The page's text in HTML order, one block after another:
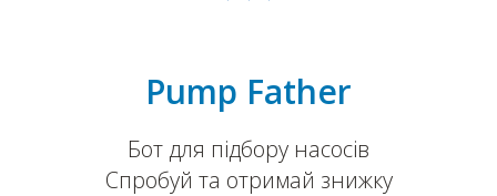
Pump Father
Бот для підбору насосів
Спробуй та отримай знижку